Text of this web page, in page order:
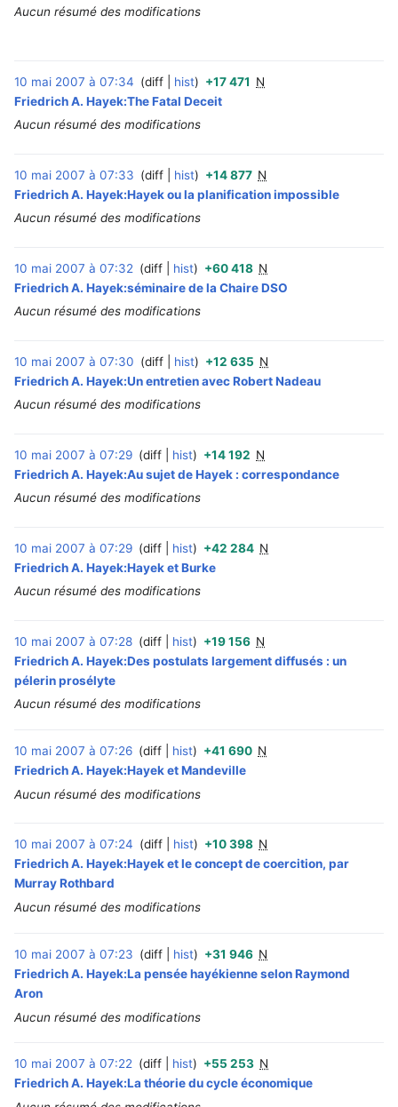
Aucun résumé des modifications
10 mai 2007 à 07:34 diff hist +17 471 N
Friedrich A. Hayek:The Fatal Deceit
Aucun résumé des modifications
10 mai 2007 à 07:33 diff hist +14 877 N
Friedrich A. Hayek:Hayek ou la planification impossible
Aucun résumé des modifications
10 mai 2007 à 07:32 diff hist +60 418 N
Friedrich A. Hayek:séminaire de la Chaire DSO
Aucun résumé des modifications
10 mai 2007 à 07:30 diff hist +12 635 N
Friedrich A. Hayek:Un entretien avec Robert Nadeau
Aucun résumé des modifications
10 mai 2007 à 07:29 diff hist +14 192 N
Friedrich A. Hayek:Au sujet de Hayek : correspondance
Aucun résumé des modifications
10 mai 2007 à 07:29 diff hist +42 284 N
Friedrich A. Hayek:Hayek et Burke
Aucun résumé des modifications
10 mai 2007 à 07:28 diff hist +19 156 N
Friedrich A. Hayek:Des postulats largement diffusés : un
pélerin prosélyte
Aucun résumé des modifications
10 mai 2007 à 07:26 diff hist +41 690 N
Friedrich A. Hayek:Hayek et Mandeville
Aucun résumé des modifications
10 mai 2007 à 07:24 diff hist +10 398 N
Friedrich A. Hayek:Hayek et le concept de coercition, par
Murray Rothbard
Aucun résumé des modifications
10 mai 2007 à 07:23 diff hist +31 946 N
Friedrich A. Hayek:La pensée hayékienne selon Raymond
Aron
Aucun résumé des modifications
10 mai 2007 à 07:22 diff hist +55 253 N
Friedrich A. Hayek:La théorie du cycle économique